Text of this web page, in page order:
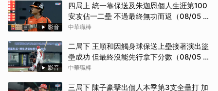
影音
四局上 統一靠保送及朱迦恩個人生涯第100
安攻佔一二壘 不過最終無功而返（08/05 統
一 VS 味全）
中華職棒
影音
二局下 王順和因觸身球保送上壘接著演出盜
壘成功 但最終沒能先行拿下分數（08/05 統
一 VS 味全）
中華職棒
三局下 陳子豪擊出個人本季第3支全壘打 加